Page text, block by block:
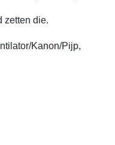
zetten die.
Kanon/Pijp,